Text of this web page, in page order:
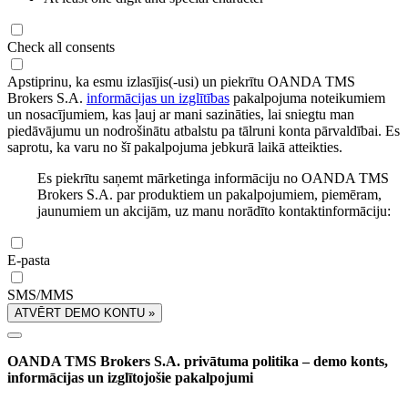
Check all consents
Apstiprinu, ka esmu izlasījis(-usi) un piekrītu OANDA TMS
Brokers S.A. informācijas un izglītības pakalpojuma noteikumiem
un nosacījumiem, kas ļauj ar mani sazināties, lai sniegtu man
piedāvājumu un nodrošinātu atbalstu pa tālruni konta pārvaldībai. Es
saprotu, ka varu no šī pakalpojuma jebkurā laikā atteikties.
Es piekrītu saņemt mārketinga informāciju no OANDA TMS
Brokers S.A. par produktiem un pakalpojumiem, piemēram,
jaunumiem un akcijām, uz manu norādīto kontaktinformāciju:
E-pasta
SMS/MMS
ATVĒRT DEMO KONTU »
OANDA TMS Brokers S.A. privātuma politika – demo konts,
informācijas un izglītojošie pakalpojumi